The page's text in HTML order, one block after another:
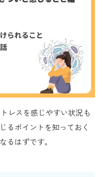
レスを感じやすい状況も
るポイントを知っておく
るはずです。